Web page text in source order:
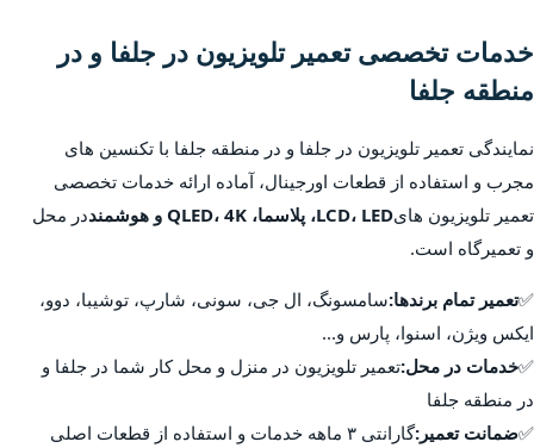
خدمات تخصصی تعمیر تلویزیون در جلفا و در
منطقه جلفا
نمایندگی تعمیر تلویزیون در جلفا و در منطقه جلفا با تکنسین های
مجرب و استفاده از قطعات اورجینال، آماده ارائه خدمات تخصصی
تعمیر تلویزیون هایLCD، LED، پلاسما، QLED، 4K و هوشمند
در محل
و تعمیرگاه است.
✅تعمیر تمام برندها:سامسونگ، ال جی، سونی، شارپ، توشیبا، دوو،
ایکس ویژن، اسنوا، پارس و...
✅خدمات در محل:تعمیر تلویزیون در منزل و محل کار شما در جلفا و
در منطقه جلفا
✅ضمانت تعمیر:گارانتی ۳ ماهه خدمات و استفاده از قطعات اصلی